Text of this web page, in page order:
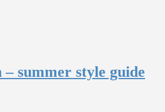
– summer style guide